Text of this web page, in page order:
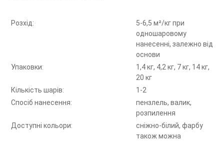
Розхід:
5-6,5 м²/кг при
одношаровому
нанесенні, залежно від
основи
Упаковки:
1,4 кг, 4,2 кг, 7 кг, 14 кг,
20 кг
Кількість шарів:
1-2
Спосіб нанесення:
пензлель, валик,
розпилення
Доступні кольори:
сніжно-білий, фарбу
також можна